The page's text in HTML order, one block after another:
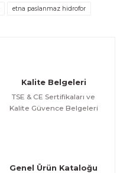
etna paslanmaz hidrofor
Kalite Belgeleri
TSE & CE Sertifikaları ve
Kalite Güvence Belgeleri
Genel Ürün Kataloğu